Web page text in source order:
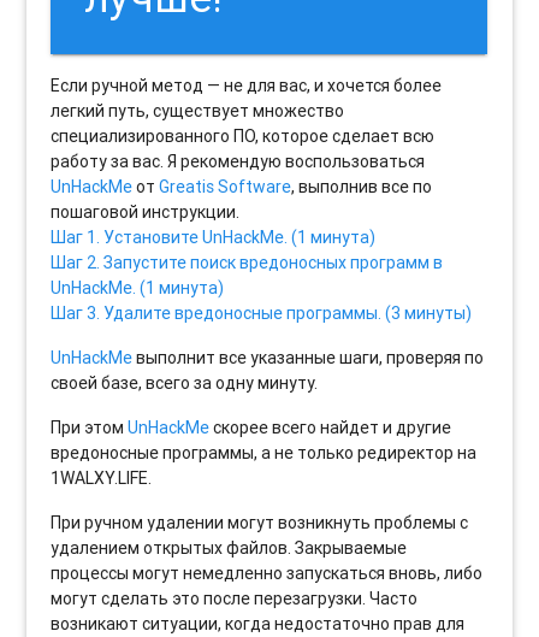
Если ручной метод — не для вас, и хочется более
легкий путь, существует множество
специализированного ПО, которое сделает всю
работу за вас. Я рекомендую воспользоваться
UnHackMeотGreatis Software, выполнив все по
пошаговой инструкции.
Шаг 1. Установите UnHackMe. (1 минута)
Шаг 2. Запустите поиск вредоносных программ в
UnHackMe. (1 минута)
Шаг 3. Удалите вредоносные программы. (3 минуты)
UnHackMeвыполнит все указанные шаги, проверяя по
своей базе, всего за одну минуту.
При этомUnHackMeскорее всего найдет и другие
вредоносные программы, а не только редиректор на
1WALXY.LIFE.
При ручном удалении могут возникнуть проблемы с
удалением открытых файлов. Закрываемые
процессы могут немедленно запускаться вновь, либо
могут сделать это после перезагрузки. Часто
возникают ситуации, когда недостаточно прав для